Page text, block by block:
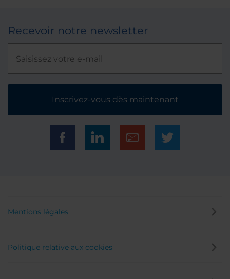
Recevoir notre newsletter
Inscrivez-vous dès maintenant
Mentions légales
Politique relative aux cookies